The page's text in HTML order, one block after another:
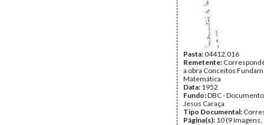
Pasta:04412.016
Remetente:
a obra Conceitos
Matemática
Data: 1952
Fundo:DBC -
Jesus Caraça
Tipo Documental:
Página(s): 10 (9 Imagens,